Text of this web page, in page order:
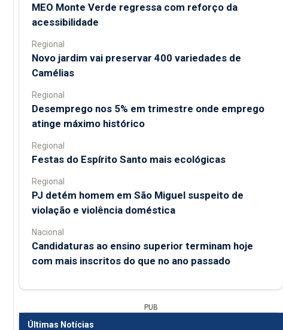
MEO Monte Verde regressa com reforço da
acessibilidade
Regional
Novo jardim vai preservar 400 variedades de
Camélias
Regional
Desemprego nos 5% em trimestre onde emprego
atinge máximo histórico
Regional
Festas do Espírito Santo mais ecológicas
Regional
PJ detém homem em São Miguel suspeito de
violação e violência doméstica
Nacional
Candidaturas ao ensino superior terminam hoje
com mais inscritos do que no ano passado
PUB
Últimas Notícias